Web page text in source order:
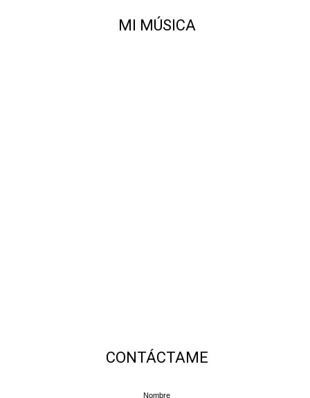
MI MÚSICA
CONTÁCTAME
Nombre